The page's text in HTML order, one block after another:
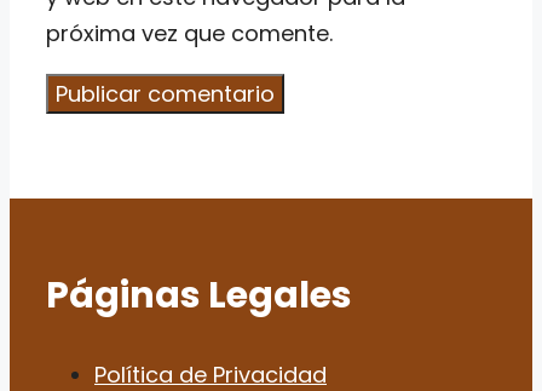
próxima vez que comente.
Páginas Legales
Política de Privacidad